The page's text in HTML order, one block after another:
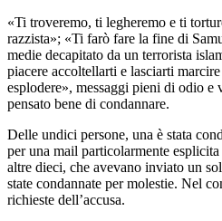
«Ti troveremo, ti legheremo e ti
razzista»; «Ti farò fare la fine di
medie decapitato da un terrorista
piacere accoltellarti e lasciarti
esplodere», messaggi pieni di odio e
pensato bene di condannare.
Delle undici persone, una è stata
per una mail particolarmente
altre dieci, che avevano inviato un
state condannate per molestie. Nel
richieste dell’accusa.